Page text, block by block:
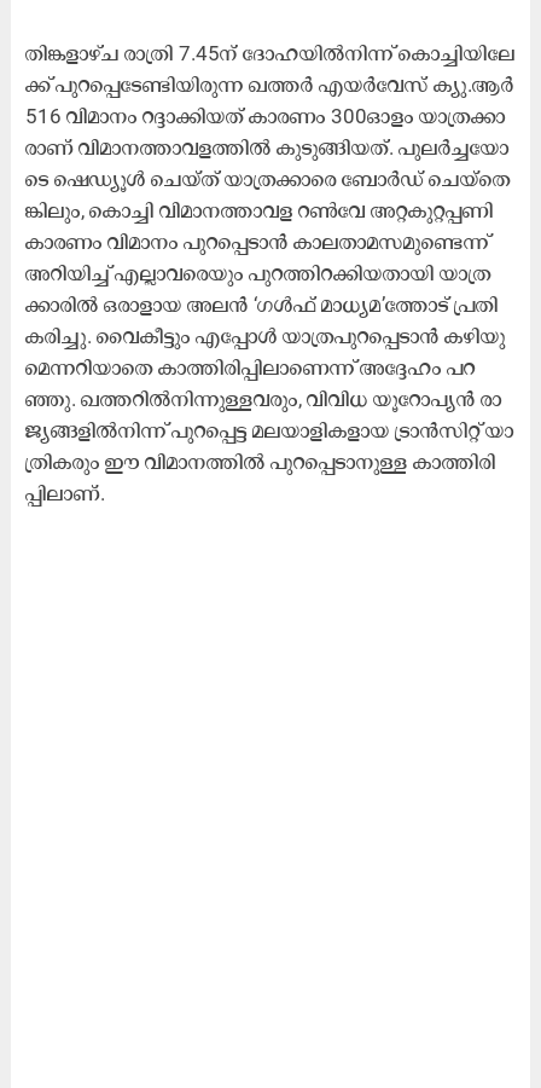
തി​ങ്ക​ളാ​ഴ്​​ച രാ​ത്രി 7.45ന്​ ​ദോ​ഹ​യി​ൽ​നി​ന്ന് കൊ​ച്ചി​യി​ലേ​
ക്ക്​ പു​റ​പ്പെ​ടേ​ണ്ടി​യി​രു​ന്ന ഖ​ത്ത​ർ എ​യ​ർ​വേ​സ്​ ക്യു.​ആ​ർ
516 വി​മാ​നം റ​ദ്ദാ​ക്കി​യ​ത്​ കാ​ര​ണം 300ഓ​ളം യാ​ത്ര​ക്കാ​
രാ​ണ്​ വി​മാ​ന​ത്താ​വ​ള​ത്തി​ൽ കു​ടു​ങ്ങി​യ​ത്. പു​ല​ർ​ച്ച​യോ​
ടെ ഷെ​ഡ്യൂ​ൾ ചെ​യ്​​ത്​ യാ​ത്ര​ക്കാ​രെ ബോ​ർ​ഡ്​ ചെ​യ്​​തെ​
ങ്കി​ലും, കൊ​ച്ചി വി​മാ​ന​ത്താ​വ​ള റ​ൺ​വേ അ​​റ്റ​കു​റ്റ​പ്പ​ണി​
കാ​ര​ണം വി​മാ​നം പു​റ​പ്പെ​ടാ​ൻ കാ​ല​താ​മ​സ​മു​ണ്ടെ​ന്ന്​
അ​റി​യി​ച്ച്​ എ​ല്ലാ​വ​രെ​യും പു​റ​ത്തി​റ​ക്കി​യ​താ​യി യാ​ത്ര​
ക്കാ​രി​ൽ ഒ​രാ​ളാ​യ അ​ല​ൻ ‘ഗ​ൾ​ഫ്​ മാ​ധ്യ​മ’​ത്തോ​ട്​ പ്ര​തി​
ക​രി​ച്ചു. വൈ​കീ​ട്ടും എ​പ്പോ​ൾ യാ​ത്ര​പു​റ​പ്പെ​ടാ​ൻ ക​ഴി​യു​
മെ​ന്ന​റി​യാ​തെ കാ​ത്തി​രി​പ്പി​ലാ​ണെ​ന്ന്​ അ​ദ്ദേ​ഹം പ​റ​
ഞ്ഞു. ഖ​ത്ത​റി​ൽ​നി​ന്നു​ള്ള​വ​രും, വി​വി​ധ യൂ​റോ​പ്യ​ൻ രാ​
ജ്യ​ങ്ങ​ളി​ൽ​നി​ന്ന്​ പു​റ​പ്പെ​ട്ട മ​ല​യാ​ളി​ക​ളാ​യ ട്രാ​ൻ​സി​റ്റ്​ യാ​
ത്രി​ക​രും ഈ ​വി​മാ​ന​ത്തി​ൽ പു​റ​പ്പെ​ടാ​നു​ള്ള കാ​ത്തി​രി​
പ്പി​ലാ​ണ്.